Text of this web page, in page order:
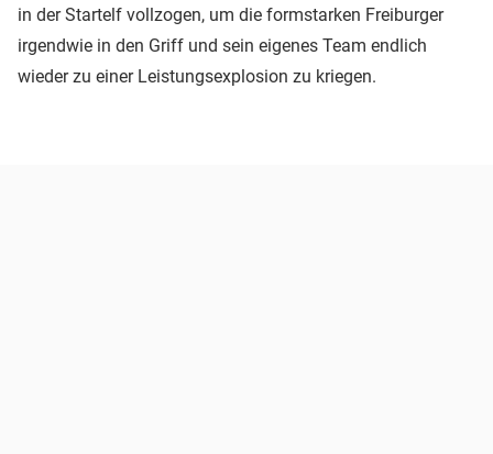
in der Startelf vollzogen, um die formstarken Freiburger
irgendwie in den Griff und sein eigenes Team endlich
wieder zu einer Leistungsexplosion zu kriegen.